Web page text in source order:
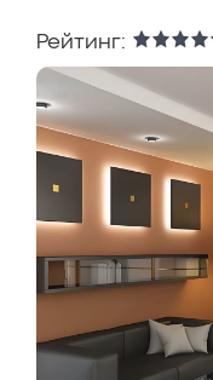
Рейтинг: